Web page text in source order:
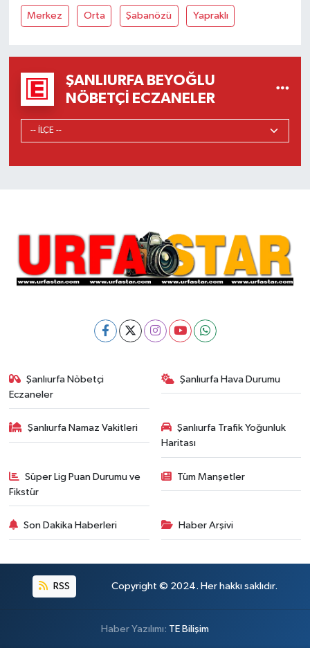
Merkez Orta Şabanözü Yapraklı
ŞANLIURFA BEYOĞLU
NÖBETÇI ECZANELER
Şanlıurfa Nöbetçi
Eczaneler
Şanlıurfa Hava Durumu
Şanlıurfa Namaz Vakitleri
Şanlıurfa Trafik Yoğunluk
Haritası
Süper Lig Puan Durumu ve
Fikstür
Tüm Manşetler
Son Dakika Haberleri Haber Arşivi
RSS Copyright © 2024. Her hakkı saklıdır.
Haber Yazılımı: TE Bilişim